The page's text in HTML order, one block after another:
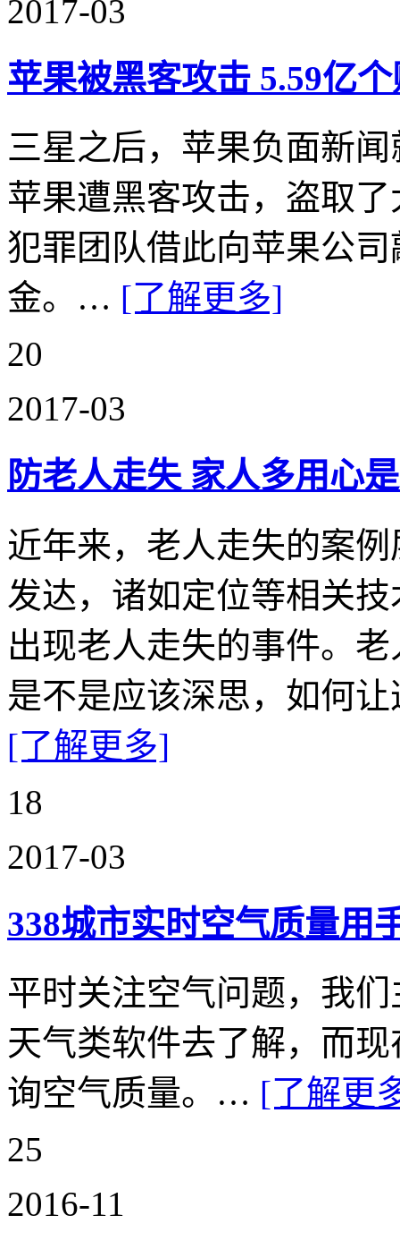
2017-03
苹果被黑客攻击 5.59亿
三星之后，苹果负面新
苹果遭黑客攻击，盗取
犯罪团队借此向苹果公
金。… [了解更多]
20
2017-03
防老人走失 家人多用心
近年来，老人走失的案
发达，诸如定位等相关
出现老人走失的事件。
是不是应该深思，如何
[了解更多]
18
2017-03
338城市实时空气质量用
平时关注空气问题，我
天气类软件去了解，而
询空气质量。… [了解更
25
2016-11